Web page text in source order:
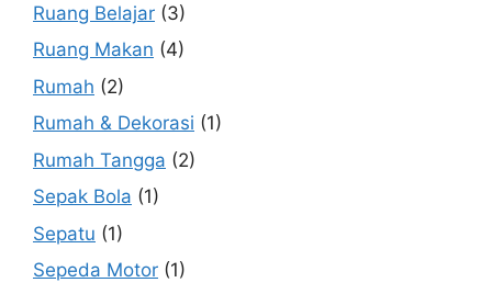
Ruang Belajar (3)
Ruang Makan (4)
Rumah (2)
Rumah & Dekorasi (1)
Rumah Tangga (2)
Sepak Bola (1)
Sepatu (1)
Sepeda Motor (1)